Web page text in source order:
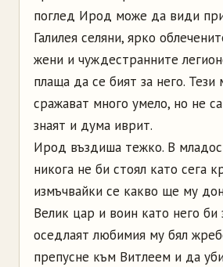
поглед Ирод може да види
Галилея селяни, ярко
жени и чуждестранните
плаща да се бият за него. Тези
сражават много умело, но не
знаят и дума иврит.
Ирод въздиша тежко. В
никога не би стоял като сега
измъчвайки се какво ще му
Велик цар и воин като него би
оседлаят любимия му бял
препусне към Витлеем и да